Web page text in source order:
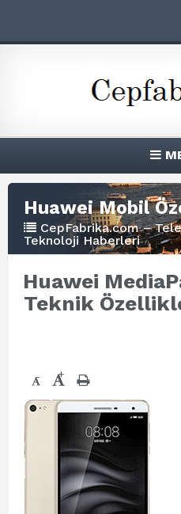
Huawei Mobil
CepFabrika.com –
Teknoloji Haberleri
Huawei
Teknik
- +